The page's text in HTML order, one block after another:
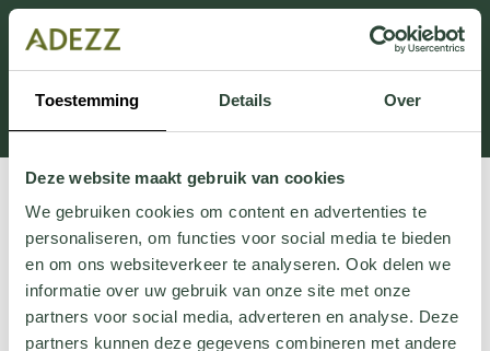
Toestemming Details Over
Deze website maakt gebruik van cookies
We gebruiken cookies om content en advertenties te
personaliseren, om functies voor social media te bieden
en om ons websiteverkeer te analyseren. Ook delen we
informatie over uw gebruik van onze site met onze
partners voor social media, adverteren en analyse. Deze
partners kunnen deze gegevens combineren met andere
Dieser Abschnitt wird derzeit gewartet.
Wenn Sie Informationen vermissen, können Sie uns
unter +31 413 395 294 anrufen oder uns unter